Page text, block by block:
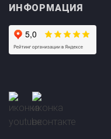
Прайс-лист на
установку ГБО